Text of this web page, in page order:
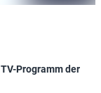
Programm der